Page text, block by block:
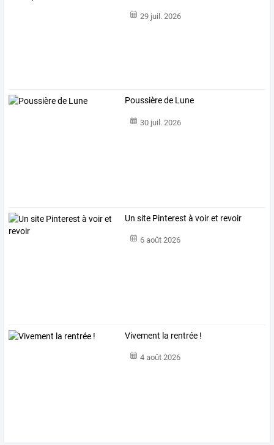
29 juil. 2026
Poussière de Lune
30 juil. 2026
Un site Pinterest à voir et revoir
6 août 2026
Vivement la rentrée !
4 août 2026